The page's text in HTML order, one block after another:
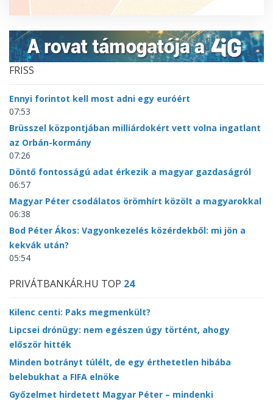
FRISS
Ennyi forintot kell most adni egy euróért
07:53
Brüsszel központjában milliárdokért vett volna ingatlant
az Orbán-kormány
07:26
Döntő fontosságú adat érkezik a magyar gazdaságról
06:57
Magyar Péter csodálatos örömhírt közölt a magyarokkal
06:38
Bod Péter Ákos: Vagyonkezelés közérdekből: mi jön a
kekvák után?
05:54
PRIVÁTBANKÁR.HU TOP 24
Kilenc centi: Paks megmenkült?
Lipcsei drónügy: nem egészen úgy történt, ahogy
először hitték
Minden botrányt túlélt, de egy érthetetlen hibába
belebukhat a FIFA elnöke
Győzelmet hirdetett Magyar Péter – mindenki